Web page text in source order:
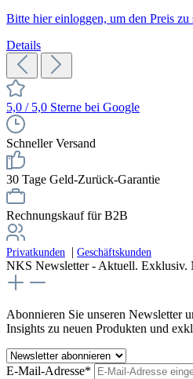
Bitte hier einloggen, um den Preis zu
Details
5,0 / 5,0 Sterne bei Google
Schneller Versand
30 Tage Geld-Zurück-Garantie
Rechnungskauf für B2B
Privatkunden | Geschäftskunden
NKS Newsletter - Aktuell. Exklusiv.
Abonnieren Sie unseren Newsletter
Insights zu neuen Produkten und
E-Mail-Adresse*